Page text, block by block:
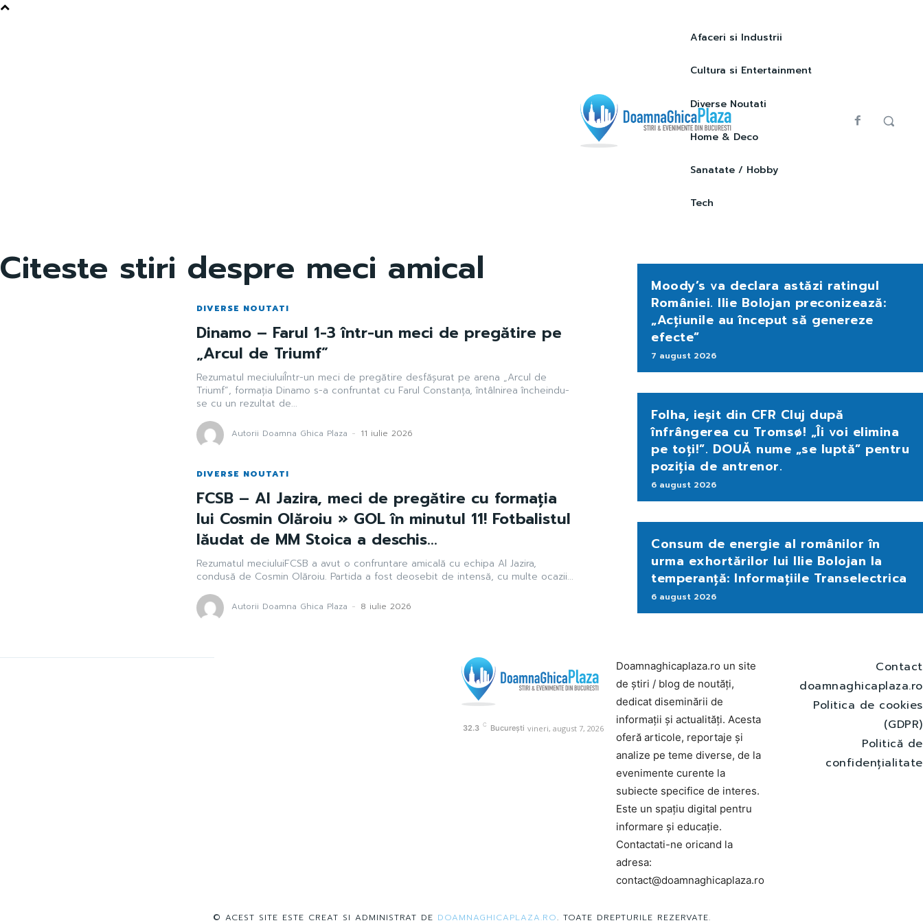
Afaceri si Industrii
Cultura si Entertainment
Diverse Noutati
Home & Deco
Sanatate / Hobby
Tech
Citeste stiri despre meci amical
DIVERSE NOUTATI
Dinamo – Farul 1-3 într-un meci de pregătire pe
„Arcul de Triumf”
Rezumatul meciuluiÎntr-un meci de pregătire desfășurat pe arena „Arcul de
Triumf”, formația Dinamo s-a confruntat cu Farul Constanța, întâlnirea încheindu-
se cu un rezultat de...
Autorii Doamna Ghica Plaza - 11 iulie 2026
DIVERSE NOUTATI
FCSB – Al Jazira, meci de pregătire cu formația
lui Cosmin Olăroiu » GOL în minutul 11! Fotbalistul
lăudat de MM Stoica a deschis...
Rezumatul meciuluiFCSB a avut o confruntare amicală cu echipa Al Jazira,
condusă de Cosmin Olăroiu. Partida a fost deosebit de intensă, cu multe ocazii...
Autorii Doamna Ghica Plaza - 8 iulie 2026
Moody’s va declara astăzi ratingul
României. Ilie Bolojan preconizează:
„Acțiunile au început să genereze
efecte”
7 august 2026
Folha, ieșit din CFR Cluj după
înfrângerea cu Tromsø! „Îi voi elimina
pe toți!”. DOUĂ nume „se luptă” pentru
poziția de antrenor.
6 august 2026
Consum de energie al românilor în
urma exhortărilor lui Ilie Bolojan la
temperanță: Informațiile Transelectrica
6 august 2026
32.3 C București vineri, august 7, 2026
Doamnaghicaplaza.ro un site
de știri / blog de noutăți,
dedicat diseminării de
informații și actualități. Acesta
oferă articole, reportaje și
analize pe teme diverse, de la
evenimente curente la
subiecte specifice de interes.
Este un spațiu digital pentru
informare și educație.
Contactati-ne oricand la
adresa:
contact@doamnaghicaplaza.ro
Contact
doamnaghicaplaza.ro
Politica de cookies
(GDPR)
Politică de
confidențialitate
© ACEST SITE ESTE CREAT SI ADMINISTRAT DE DOAMNAGHICAPLAZA.RO. TOATE DREPTURILE REZERVATE.